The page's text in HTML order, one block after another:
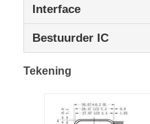
LCD touch screenpaneel
UART LCD-scherm
E-papier display
Interface
Bestuurder IC
Tekening